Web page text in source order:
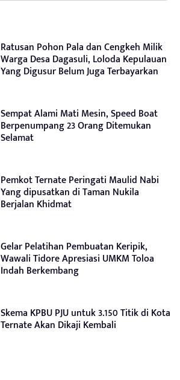
Ratusan Pohon Pala dan Cengkeh Milik
Warga Desa Dagasuli, Loloda Kepulauan
Yang Digusur Belum Juga Terbayarkan
Sempat Alami Mati Mesin, Speed Boat
Berpenumpang 23 Orang Ditemukan
Selamat
Pemkot Ternate Peringati Maulid Nabi
Yang dipusatkan di Taman Nukila
Berjalan Khidmat
Gelar Pelatihan Pembuatan Keripik,
Wawali Tidore Apresiasi UMKM Toloa
Indah Berkembang
Skema KPBU PJU untuk 3.150 Titik di Kota
Ternate Akan Dikaji Kembali